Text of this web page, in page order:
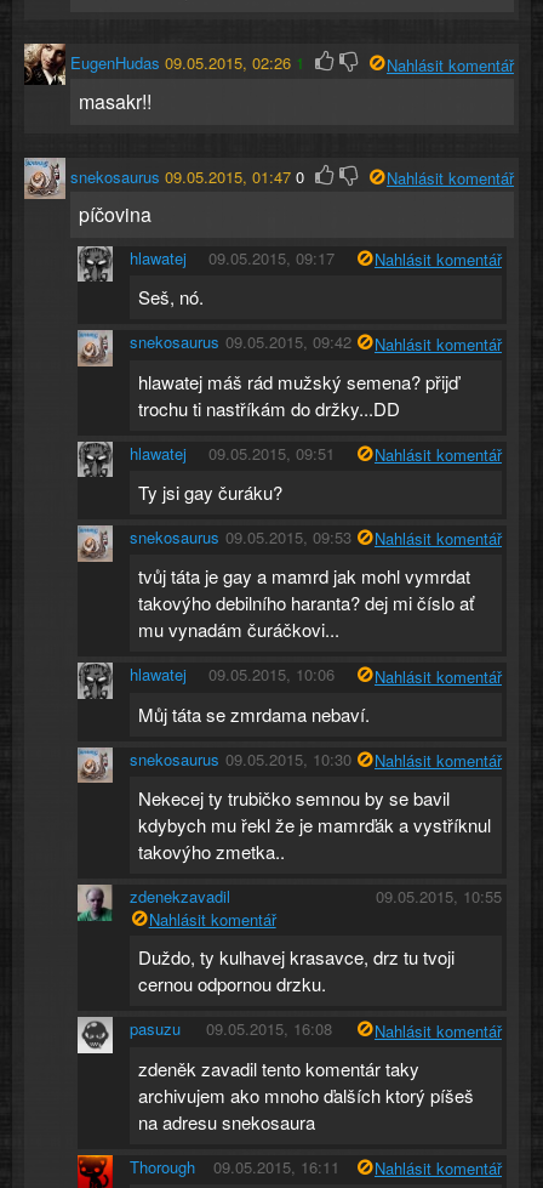
EugenHudas 09.05.2015, 02:26 1 Nahlásit komentář
masakr!!
snekosaurus 09.05.2015, 01:47 0 Nahlásit komentář
píčovina
hlawatej 09.05.2015, 09:17 Nahlásit komentář
Seš, nó.
snekosaurus 09.05.2015, 09:42 Nahlásit komentář
hlawatej máš rád mužský semena? přijď
trochu ti nastříkám do držky...DD
hlawatej 09.05.2015, 09:51 Nahlásit komentář
Ty jsi gay čuráku?
snekosaurus 09.05.2015, 09:53 Nahlásit komentář
tvůj táta je gay a mamrd jak mohl vymrdat
takovýho debilního haranta? dej mi číslo ať
mu vynadám čuráčkovi...
hlawatej 09.05.2015, 10:06 Nahlásit komentář
Můj táta se zmrdama nebaví.
snekosaurus 09.05.2015, 10:30 Nahlásit komentář
Nekecej ty trubičko semnou by se bavil
kdybych mu řekl že je mamrďák a vystříknul
takovýho zmetka..
zdenekzavadil
09.05.2015, 10:55
Nahlásit komentář
Duždo, ty kulhavej krasavce, drz tu tvoji
cernou odpornou drzku.
pasuzu 09.05.2015, 16:08 Nahlásit komentář
zdeněk zavadil tento komentár taky
archivujem ako mnoho ďalších ktorý píšeš
na adresu snekosaura
Thorough 09.05.2015, 16:11 Nahlásit komentář